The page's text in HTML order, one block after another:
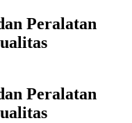
Peralatan
Peralatan